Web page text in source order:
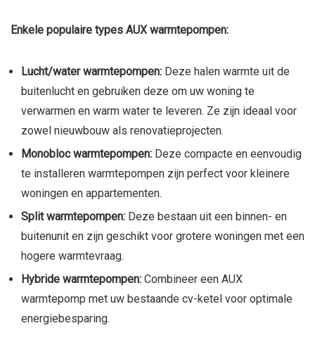
Enkele populaire types AUX warmtepompen:
Lucht/water warmtepompen: Deze halen warmte uit de
buitenlucht en gebruiken deze om uw woning te
verwarmen en warm water te leveren. Ze zijn ideaal voor
zowel nieuwbouw als renovatieprojecten.
Monobloc warmtepompen: Deze compacte en eenvoudig
te installeren warmtepompen zijn perfect voor kleinere
woningen en appartementen.
Split warmtepompen: Deze bestaan uit een binnen- en
buitenunit en zijn geschikt voor grotere woningen met een
hogere warmtevraag.
Hybride warmtepompen: Combineer een AUX
warmtepomp met uw bestaande cv-ketel voor optimale
energiebesparing.